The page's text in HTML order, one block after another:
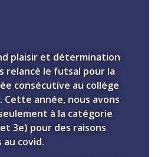
plaisir et détermination
relancé le futsal pour la
consécutive au collège
Cette année, nous avons
à la catégorie
3e) pour des raisons
covid.